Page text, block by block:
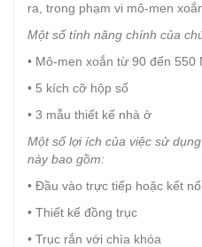
ra, trong phạm vi mô-men
Một số tính năng chính của
• Mô-men xoắn từ 90 đến 550
• 5 kích cỡ hộp số
• 3 mẫu thiết kế nhà ở
Một số lợi ích của việc sử
này bao gồm:
• Đầu vào trực tiếp hoặc kết
• Thiết kế đồng trục
• Trục rắn với chìa khóa